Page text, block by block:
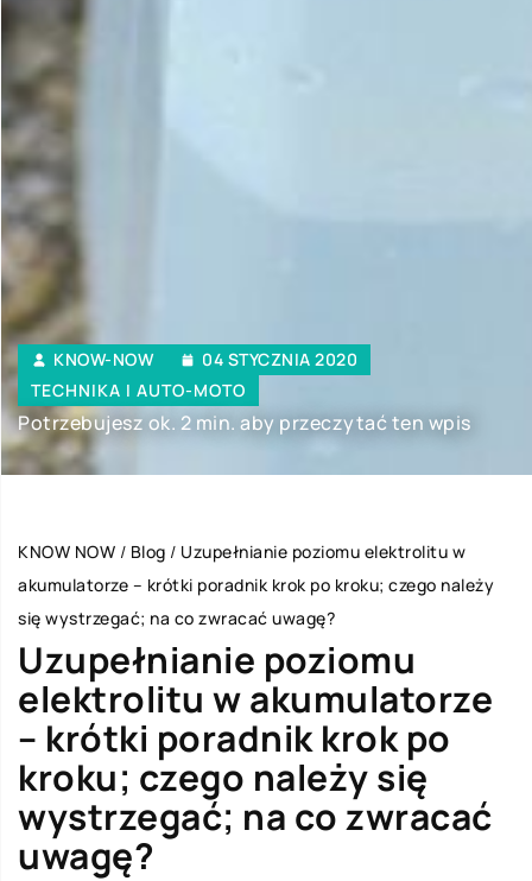
KNOW-NOW
04 STYCZNIA 2020
TECHNIKA I AUTO-MOTO
Potrzebujesz ok. 2 min. aby przeczytać ten wpis
KNOW NOW / Blog / Uzupełnianie poziomu elektrolitu w
akumulatorze – krótki poradnik krok po kroku; czego należy
się wystrzegać; na co zwracać uwagę?
Uzupełnianie poziomu
elektrolitu w akumulatorze
– krótki poradnik krok po
kroku; czego należy się
wystrzegać; na co zwracać
uwagę?